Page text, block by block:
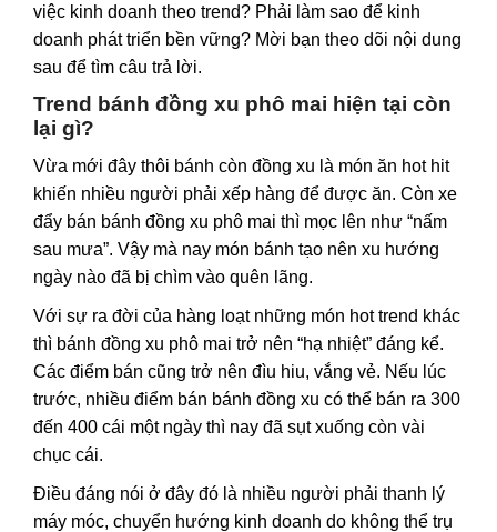
việc kinh doanh theo trend? Phải làm sao để kinh
doanh phát triển bền vững? Mời bạn theo dõi nội dung
sau để tìm câu trả lời.
Trend bánh đồng xu phô mai hiện tại còn
lại gì?
Vừa mới đây thôi bánh còn đồng xu là món ăn hot hit
khiến nhiều người phải xếp hàng để được ăn. Còn xe
đẩy bán bánh đồng xu phô mai thì mọc lên như “nấm
sau mưa”. Vậy mà nay món bánh tạo nên xu hướng
ngày nào đã bị chìm vào quên lãng.
Với sự ra đời của hàng loạt những món hot trend khác
thì bánh đồng xu phô mai trở nên “hạ nhiệt” đáng kể.
Các điểm bán cũng trở nên đìu hiu, vắng vẻ. Nếu lúc
trước, nhiều điểm bán bánh đồng xu có thể bán ra 300
đến 400 cái một ngày thì nay đã sụt xuống còn vài
chục cái.
Điều đáng nói ở đây đó là nhiều người phải thanh lý
máy móc, chuyển hướng kinh doanh do không thể trụ